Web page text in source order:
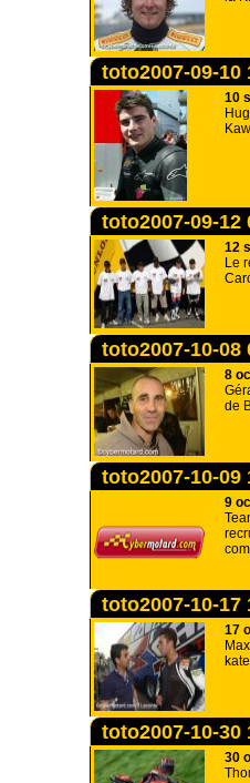
toto2007-09-10
10
toto2007-09-12
12
Le
toto2007-10-08
8
de
toto2007-10-09
9
toto2007-10-17
17
kate
toto2007-10-30
30